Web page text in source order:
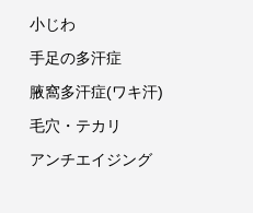
小じわ
手足の多汗症
腋窩多汗症(ワキ汗)
毛穴・テカリ
アンチエイジング